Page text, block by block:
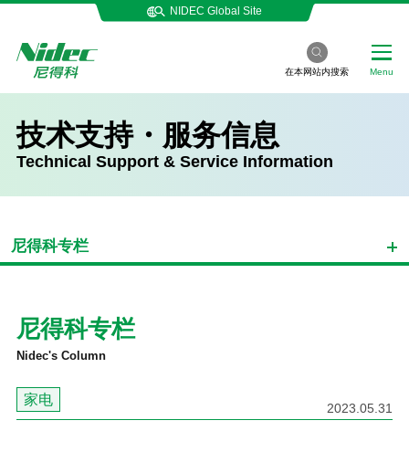
NIDEC Global Site
在本网站内搜索 Menu
技术支持・服务信息
Technical Support & Service Information
尼得科专栏
尼得科专栏
Nidec's Column
家电
2023.05.31